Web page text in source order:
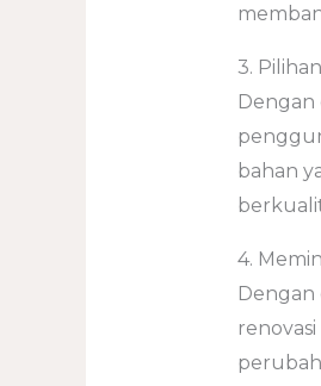
3.
Dengan
bahan
4.
Dengan